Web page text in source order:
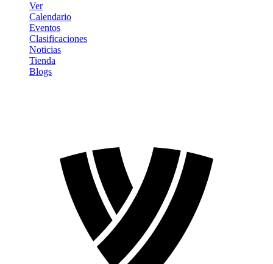
Ver
Calendario
Eventos
Clasificaciones
Noticias
Tienda
Blogs